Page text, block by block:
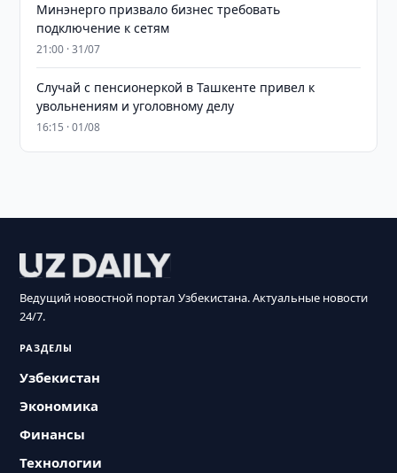
Минэнерго призвало бизнес требовать
подключение к сетям
21:00 · 31/07
Случай с пенсионеркой в Ташкенте привел к
увольнениям и уголовному делу
16:15 · 01/08
Ведущий новостной портал Узбекистана. Актуальные новости
24/7.
РАЗДЕЛЫ
Узбекистан
Экономика
Финансы
Технологии